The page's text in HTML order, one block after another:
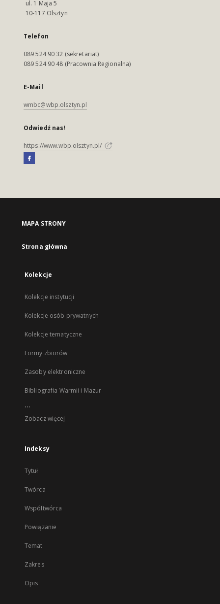
ul. 1 Maja 5
10-117 Olsztyn
Telefon
089 524 90 32 (sekretariat)
089 524 90 48 (Pracownia Regionalna)
E-Mail
wmbc@wbp.olsztyn.pl
Odwiedź nas!
https://www.wbp.olsztyn.pl/
MAPA STRONY
Strona główna
Kolekcje
Kolekcje instytucji
Kolekcje osób prywatnych
Kolekcje tematyczne
Formy zbiorów
Zasoby elektroniczne
Bibliografia Warmii i Mazur
...
Zobacz więcej
Indeksy
Tytuł
Twórca
Współtwórca
Powiązanie
Temat
Zakres
Opis